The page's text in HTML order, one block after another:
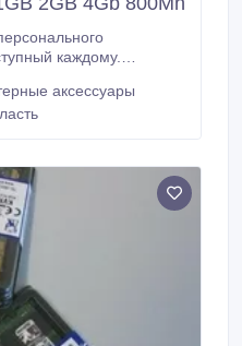
DDR3 1333 Mhz В
заводская память
аксессуары